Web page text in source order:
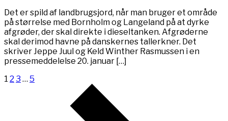
Det er spild af landbrugsjord, når man bruger et område
på størrelse med Bornholm og Langeland på at dyrke
afgrøder, der skal direkte i dieseltanken. Afgrøderne
skal derimod havne på danskernes tallerkner. Det
skriver Jeppe Juul og Keld Winther Rasmussen i en
pressemeddelelse 20. januar […]
1 2 3 … 5